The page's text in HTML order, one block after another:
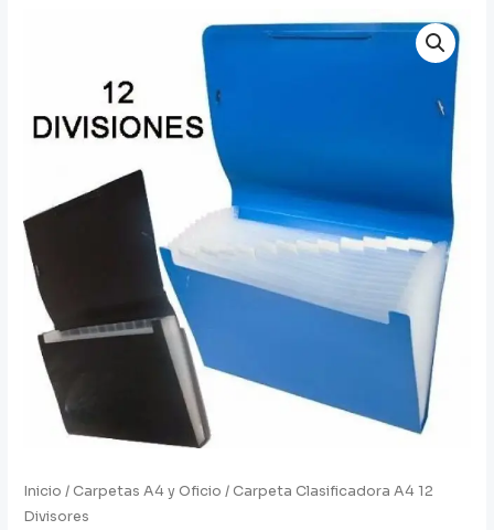
Inicio / Carpetas A4 y Oficio / Carpeta Clasificadora A4 12
Divisores